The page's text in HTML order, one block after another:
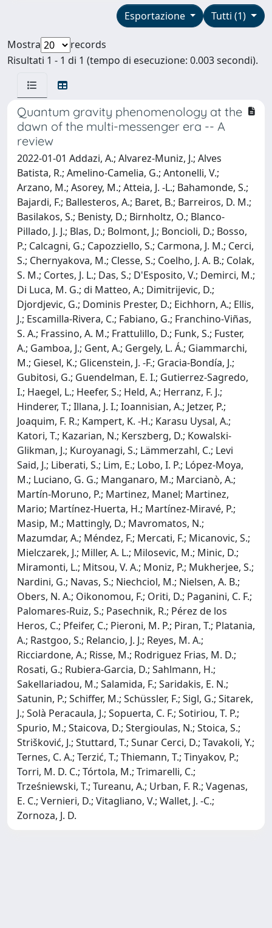
Tutti (1)
Esportazione
Mostra
records
Risultati 1 - 1 di 1 (tempo di esecuzione: 0.003 secondi).
Quantum gravity phenomenology at the
dawn of the multi-messenger era -- A
review
2022-01-01 Addazi, A.; Alvarez-Muniz, J.; Alves
Batista, R.; Amelino-Camelia, G.; Antonelli, V.;
Arzano, M.; Asorey, M.; Atteia, J. -L.; Bahamonde, S.;
Bajardi, F.; Ballesteros, A.; Baret, B.; Barreiros, D. M.;
Basilakos, S.; Benisty, D.; Birnholtz, O.; Blanco-
Pillado, J. J.; Blas, D.; Bolmont, J.; Boncioli, D.; Bosso,
P.; Calcagni, G.; Capozziello, S.; Carmona, J. M.; Cerci,
S.; Chernyakova, M.; Clesse, S.; Coelho, J. A. B.; Colak,
S. M.; Cortes, J. L.; Das, S.; D'Esposito, V.; Demirci, M.;
Di Luca, M. G.; di Matteo, A.; Dimitrijevic, D.;
Djordjevic, G.; Dominis Prester, D.; Eichhorn, A.; Ellis,
J.; Escamilla-Rivera, C.; Fabiano, G.; Franchino-Viñas,
S. A.; Frassino, A. M.; Frattulillo, D.; Funk, S.; Fuster,
A.; Gamboa, J.; Gent, A.; Gergely, L. Á.; Giammarchi,
M.; Giesel, K.; Glicenstein, J. -F.; Gracia-Bondía, J.;
Gubitosi, G.; Guendelman, E. I.; Gutierrez-Sagredo,
I.; Haegel, L.; Heefer, S.; Held, A.; Herranz, F. J.;
Hinderer, T.; Illana, J. I.; Ioannisian, A.; Jetzer, P.;
Joaquim, F. R.; Kampert, K. -H.; Karasu Uysal, A.;
Katori, T.; Kazarian, N.; Kerszberg, D.; Kowalski-
Glikman, J.; Kuroyanagi, S.; Lämmerzahl, C.; Levi
Said, J.; Liberati, S.; Lim, E.; Lobo, I. P.; López-Moya,
M.; Luciano, G. G.; Manganaro, M.; Marcianò, A.;
Martín-Moruno, P.; Martinez, Manel; Martinez,
Mario; Martínez-Huerta, H.; Martínez-Miravé, P.;
Masip, M.; Mattingly, D.; Mavromatos, N.;
Mazumdar, A.; Méndez, F.; Mercati, F.; Micanovic, S.;
Mielczarek, J.; Miller, A. L.; Milosevic, M.; Minic, D.;
Miramonti, L.; Mitsou, V. A.; Moniz, P.; Mukherjee, S.;
Nardini, G.; Navas, S.; Niechciol, M.; Nielsen, A. B.;
Obers, N. A.; Oikonomou, F.; Oriti, D.; Paganini, C. F.;
Palomares-Ruiz, S.; Pasechnik, R.; Pérez de los
Heros, C.; Pfeifer, C.; Pieroni, M. P.; Piran, T.; Platania,
A.; Rastgoo, S.; Relancio, J. J.; Reyes, M. A.;
Ricciardone, A.; Risse, M.; Rodriguez Frias, M. D.;
Rosati, G.; Rubiera-Garcia, D.; Sahlmann, H.;
Sakellariadou, M.; Salamida, F.; Saridakis, E. N.;
Satunin, P.; Schiffer, M.; Schüssler, F.; Sigl, G.; Sitarek,
J.; Solà Peracaula, J.; Sopuerta, C. F.; Sotiriou, T. P.;
Spurio, M.; Staicova, D.; Stergioulas, N.; Stoica, S.;
Strišković, J.; Stuttard, T.; Sunar Cerci, D.; Tavakoli, Y.;
Ternes, C. A.; Terzić, T.; Thiemann, T.; Tinyakov, P.;
Torri, M. D. C.; Tórtola, M.; Trimarelli, C.;
Trześniewski, T.; Tureanu, A.; Urban, F. R.; Vagenas,
E. C.; Vernieri, D.; Vitagliano, V.; Wallet, J. -C.;
Zornoza, J. D.